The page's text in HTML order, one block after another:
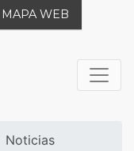
MAPA WEB
Noticias